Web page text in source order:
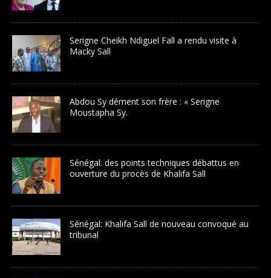
Serigne Cheikh Ndiguel Fall a rendu visite à
Macky Sall
Abdou Sy dément son frère : « Serigne
Moustapha Sy.
Sénégal: des points techniques débattus en
ouverture du procès de Khalifa Sall
Sénégal: Khalifa Sall de nouveau convoqué au
tribunal